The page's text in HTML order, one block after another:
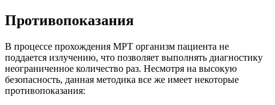
Противопоказания
В процессе прохождения МРТ организм пациента не
поддается излучению, что позволяет выполнять диагностику
неограниченное количество раз. Несмотря на высокую
безопасность, данная методика все же имеет некоторые
противопоказания: